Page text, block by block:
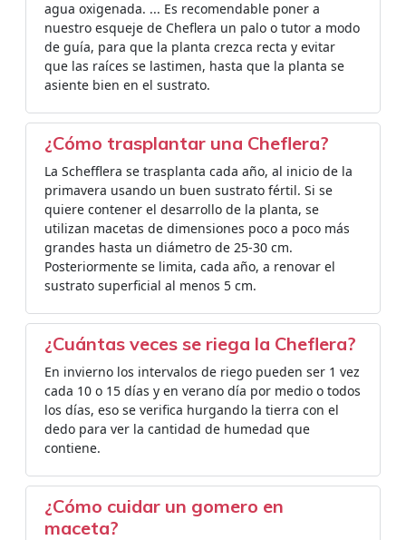
agua oxigenada. ... Es recomendable poner a
nuestro esqueje de Cheflera un palo o tutor a modo
de guía, para que la planta crezca recta y evitar
que las raíces se lastimen, hasta que la planta se
asiente bien en el sustrato.
¿Cómo trasplantar una Cheflera?
La Schefflera se trasplanta cada año, al inicio de la
primavera usando un buen sustrato fértil. Si se
quiere contener el desarrollo de la planta, se
utilizan macetas de dimensiones poco a poco más
grandes hasta un diámetro de 25-30 cm.
Posteriormente se limita, cada año, a renovar el
sustrato superficial al menos 5 cm.
¿Cuántas veces se riega la Cheflera?
En invierno los intervalos de riego pueden ser 1 vez
cada 10 o 15 días y en verano día por medio o todos
los días, eso se verifica hurgando la tierra con el
dedo para ver la cantidad de humedad que
contiene.
¿Cómo cuidar un gomero en
maceta?